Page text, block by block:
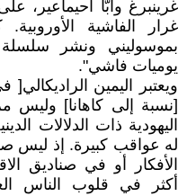
غرينبرغ وآبّا أحيماعير،
غرار الفاشية
بموسوليني ونشر
يوميات فاشي".
ويعتبر اليمين الراديكالي[
[نسبة إلى كاهانا] وليس
اليهودية ذات الدلالات
له عواقب كبيرة. إذ ليس
الأفكار أو في صناديق
أكثر في قلوب الناس